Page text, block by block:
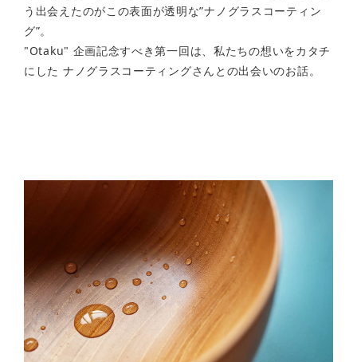
う出会えたのがこの表面が透明な”ナノグラスコーティン
グ”。
"Otaku" 企画記念すべき第一回は、私たちの想いをカタチ
にした ナノグラスコーティングさんとの出会いのお話。